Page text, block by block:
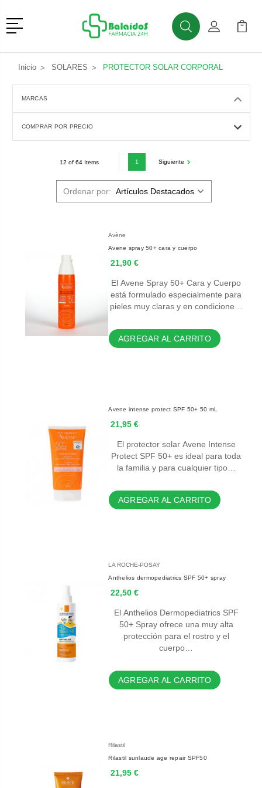
Menú
BuscarMi Cuenta
Mi
Inicio SOLARES PROTECTOR SOLAR CORPORAL
MARCAS
COMPRAR POR PRECIO
12 of 64 Items 1 Siguiente
Ordenar por:
Avène
Avene spray 50+ cara y cuerpo
21,90 €
El Avene Spray 50+ Cara y Cuerpo
está formulado especialmente para
pieles muy claras y en condicione…
AGREGAR AL CARRITO
Avene intense protect SPF 50+ 50 mL
21,95 €
El protector solar Avene Intense
Protect SPF 50+ es ideal para toda
la familia y para cualquier tipo…
AGREGAR AL CARRITO
LA ROCHE-POSAY
Anthelios dermopediatrics SPF 50+ spray
22,50 €
El Anthelios Dermopediatrics SPF
50+ Spray ofrece una muy alta
protección para el rostro y el
cuerpo…
AGREGAR AL CARRITO
Rilastil
Rilastil sunlaude age repair SPF50
21,95 €